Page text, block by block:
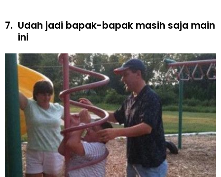
7. Udah jadi bapak-bapak masih saja main
ini